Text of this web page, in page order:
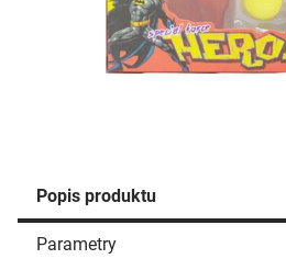
Popis produktu
Parametry